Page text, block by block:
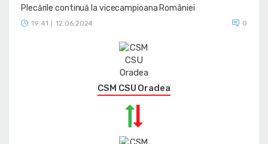
Plecările continuă la vicecampioana României
19:41 12.06.2024 0
CSM CSU Oradea